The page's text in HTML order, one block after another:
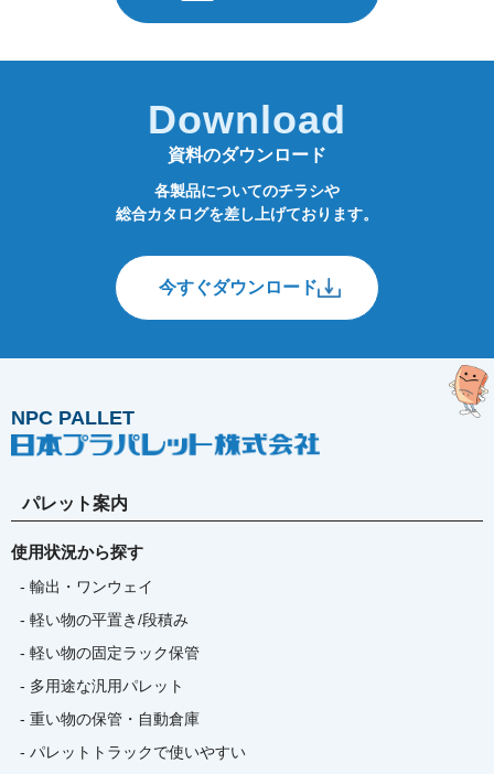
Download
資料のダウンロード
各製品についてのチラシや
総合カタログを差し上げております。
今すぐダウンロード
NPC PALLET
パレット案内
使用状況から探す
- 輸出・ワンウェイ
- 軽い物の平置き/段積み
- 軽い物の固定ラック保管
- 多用途な汎用パレット
- 重い物の保管・自動倉庫
- パレットトラックで使いやすい